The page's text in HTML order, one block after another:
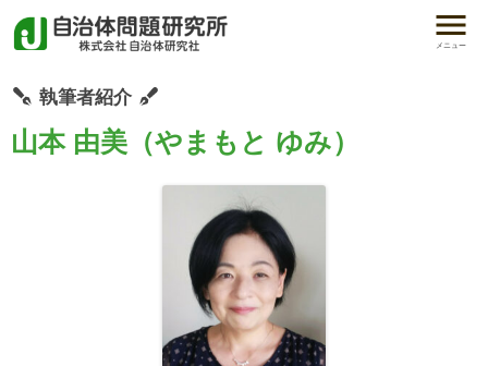
メニュー
執筆者紹介
山本 由美（やまもと ゆみ）